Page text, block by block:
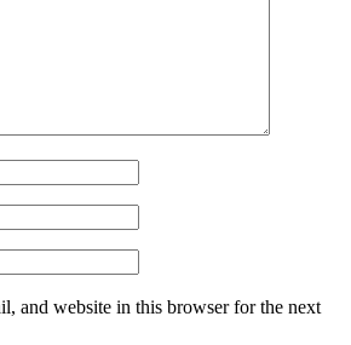
and website in this browser for the next